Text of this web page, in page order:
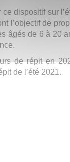
dispositif sur
l’objectif de
âgés de 6 à 20
de répit en
de l’été 2021.